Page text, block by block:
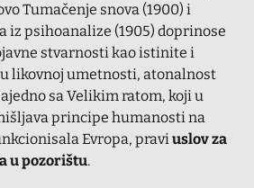
Tumačenje snova (1900) i
iz psihoanalize (1905) doprinose
stvarnosti kao istinite i
likovnoj umetnosti, atonalnost
sa Velikim ratom, koji u
principe humanosti na
Evropa, praviuslov za
u pozorištu.